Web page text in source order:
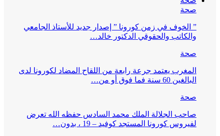
صحة
” الخوف في زمن كورونا ” إصدار جديد للأستاذ الجامعي
والكاتب والحقوقي الدكتور خالد…
صحة
المغرب يعتمد جرعة رابعة من اللقاح المضاد لكورونا لدى
البالغين 60 سنة فما فوق أو من…
صحة
صاحب الجلالة الملك محمد السادس حفظه الله تعرض
لفيروس كورونا المستجد كوفيد – 19 ، بدون…